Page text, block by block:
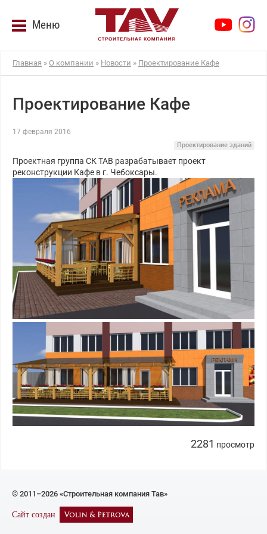
Меню
Главная » О компании » Новости » Проектирование Кафе
Проектирование Кафе
17 февраля 2016
Проектирование зданий
Проектная группа СК ТАВ разрабатывает проект
реконструкции Кафе в г. Чебоксары.
2281 просмотр
© 2011–2026 «Строительная компания Тав»
Сайт создан